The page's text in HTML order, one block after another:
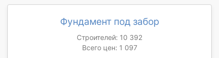
Фундамент под забор
Строителей: 10 392
Всего цен: 1 097